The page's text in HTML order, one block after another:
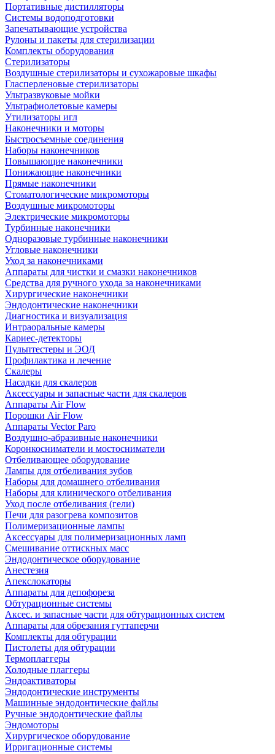
Портативные дистилляторы
Системы водоподготовки
Запечатывающие устройства
Рулоны и пакеты для стерилизации
Комплекты оборудования
Стерилизаторы
Воздушные стерилизаторы и сухожаровые шкафы
Гласперленовые стерилизаторы
Ультразвуковые мойки
Ультрафиолетовые камеры
Утилизаторы игл
Наконечники и моторы
Быстросъемные соединения
Наборы наконечников
Повышающие наконечники
Понижающие наконечники
Прямые наконечники
Стоматологические микромоторы
Воздушные микромоторы
Электрические микромоторы
Турбинные наконечники
Одноразовые турбинные наконечники
Угловые наконечники
Уход за наконечниками
Аппараты для чистки и смазки наконечников
Средства для ручного ухода за наконечниками
Хирургические наконечники
Эндодонтические наконечники
Диагностика и визуализация
Интраоральные камеры
Кариес-детекторы
Пульптестеры и ЭОД
Профилактика и лечение
Скалеры
Насадки для скалеров
Аксессуары и запасные части для скалеров
Аппараты Air Flow
Порошки Air Flow
Аппараты Vector Paro
Воздушно-абразивные наконечники
Коронкосниматели и мостосниматели
Отбеливающее оборудование
Лампы для отбеливания зубов
Наборы для домашнего отбеливания
Наборы для клинического отбеливания
Уход после отбеливания (гели)
Печи для разогрева композитов
Полимеризационные лампы
Аксессуары для полимеризационных ламп
Смешивание оттискных масс
Эндодонтическое оборудование
Анестезия
Апекслокаторы
Аппараты для депофореза
Обтурационные системы
Аксес. и запасные части для обтурационных систем
Аппараты для обрезания гуттаперчи
Комплекты для обтурации
Пистолеты для обтурации
Термоплаггеры
Холодные плаггеры
Эндоактиваторы
Эндодонтические инструменты
Машинные эндодонтические файлы
Ручные эндодонтические файлы
Эндомоторы
Хирургическое оборудование
Ирригационные системы